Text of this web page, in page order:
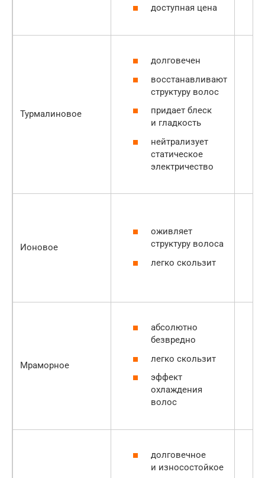
доступная цена
Турмалиновое
долговечен
восстанавливают
структуру волос
придает блеск
и гладкость
нейтрализует
статическое
электричество
Ионовое
оживляет
структуру волоса
легко скользит
Мраморное
абсолютно
безвредно
легко скользит
эффект
охлаждения
волос
долговечное
и износостойкое